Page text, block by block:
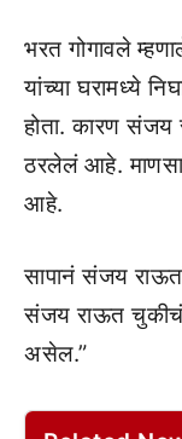
भरत गोगावले
यांच्या घरामध्ये
होता. कारण संजय
ठरलेलं आहे. माणसाने
आहे.
सापानं संजय
संजय राऊत चुकीचं
असेल.”